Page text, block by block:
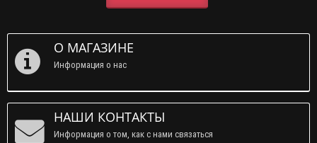
О МАГАЗИНЕ
Информация о нас
НАШИ КОНТАКТЫ
Информация о том, как с нами связаться